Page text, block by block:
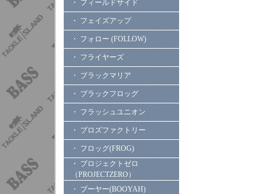
・ フィールドサイド
・ フェイズアップ
・ フォロー (FOLLOW)
・ フライヤーズ
・ ブラックマリア
・ ブラックフロッグ
・ フラッシュユニオン
・ プロズファクトリー
・ フロッグ(FROG)
・ プロジェクトゼロ
（PROJECTZERO）
・ ブーヤー(BOOYAH)